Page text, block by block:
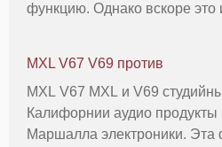
функцию. Однако вскоре это
этого обзора Blue Yeti X
MXL V67 V69 против
MXL V67 MXL и V69
Калифорнии аудио продукты
Маршалла электроники. Эта